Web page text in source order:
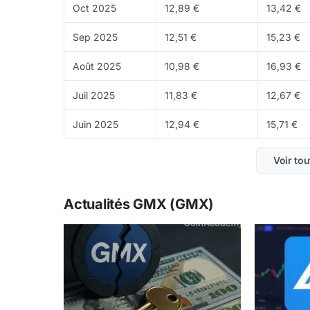
Prix et historique
du marché chutait, grâce aux rendements
2023-2024
: consolidation entre 30 et 60
Où acheter du GMX ?
Le GMX est disponible surBinance et
être acheté directement sur Arbitrum via des
Points forts et risques
Oct 2025 12,89 € 13,42 €
Sep 2025 12,51 € 15,23 €
Août 2025 10,98 € 16,93 €
Juil 2025 11,83 € 12,67 €
Juin 2025 12,94 € 15,71 €
Voir
Actualités GMX (GMX)